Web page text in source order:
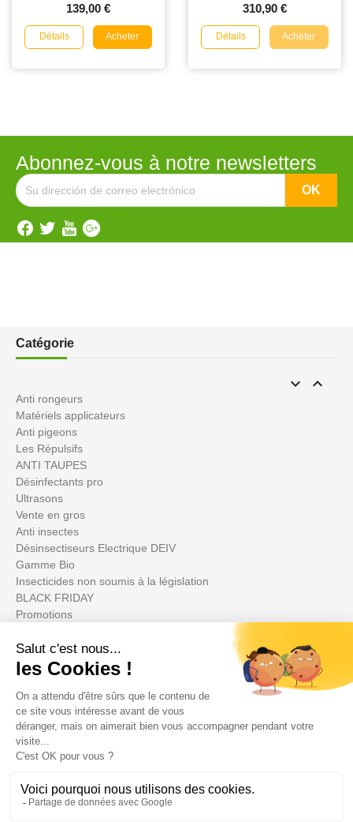
139,00 €
Détails Acheter
310,90 €
Détails Acheter
Abonnez-vous à notre newsletters
Catégorie
 
Anti rongeurs
Matériels applicateurs
Anti pigeons
Les Répulsifs
ANTI TAUPES
Désinfectants pro
Ultrasons
Vente en gros
Anti insectes
Désinsectiseurs Electrique DEIV
Gamme Bio
Insecticides non soumis à la législation
BLACK FRIDAY
Promotions
Su cuenta
Informations